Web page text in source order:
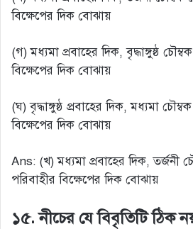
বিক্ষেপের দিক বোঝায়
(গ) মধ্যমা প্রবাহের দিক, বৃদ্ধাঙ্গুষ্ঠ
বিক্ষেপের দিক বোঝায়
(ঘ) বৃদ্ধাঙ্গুষ্ঠ প্রবাহের দিক, মধ্যমা
বিক্ষেপের দিক বোঝায়
Ans: (খ) মধ্যমা প্রবাহের দিক, তর্জনী
পরিবাহীর বিক্ষেপের দিক বোঝায়
১৫. নীচের যে বিবৃতিটি ঠিক